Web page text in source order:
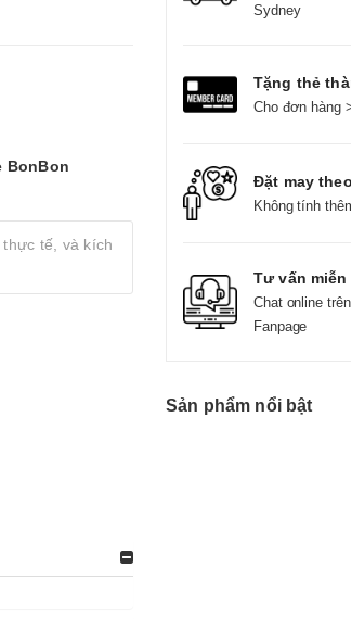
BonBon
tế, và kích
Sydney
Tặng thẻ
Cho đơn hàng
Đặt may
Không tính
Tư vấn
Chat online
Fanpage
Sản phẩm nổi bật